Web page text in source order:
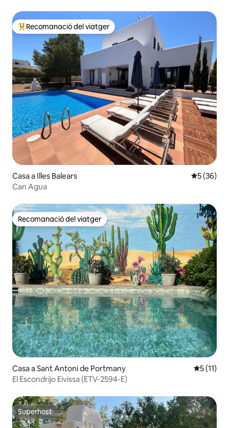
Principals recomanacions dels viatgers
Recomanació del viatger
Casa a Illes Balears 5 de
5 (36)
Can Agua
Recomanació del viatger
Recomanació del viatger
Casa a Sant Antoni de Portmany 5 de
5 (11)
El Escondrijo Eivissa (ETV-2594-E)
Superhost
Superhost